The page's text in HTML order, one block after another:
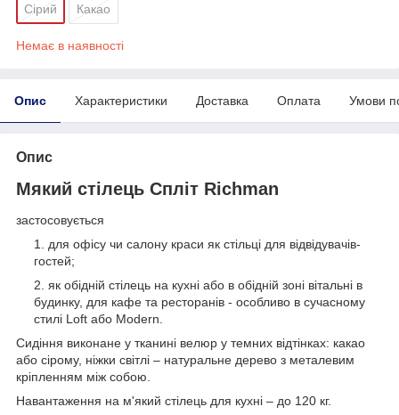
Сірий Какао
Немає в наявності
Опис Характеристики Доставка Оплата Умови
Опис
Мякий стілець Спліт Richman
застосовується
для офісу чи салону краси як стільці для відвідувачів-
гостей;
як обідній стілець на кухні або в обідній зоні вітальні в
будинку, для кафе та ресторанів - особливо в сучасному
стилі Loft або Modern.
Сидіння виконане у тканині велюр у темних відтінках: какао
або сірому, ніжки світлі – натуральне дерево з металевим
кріпленням між собою.
Навантаження на м'який стілець для кухні – до 120 кг.